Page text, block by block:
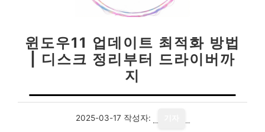
윈도우11 업데이트 최적화 방법
| 디스크 정리부터 드라이버까
지
2025-03-17 작성자: